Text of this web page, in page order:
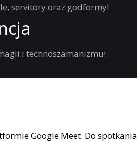
servitory oraz godformy!
i technoszamanizmu!
Google Meet. Do spotkania